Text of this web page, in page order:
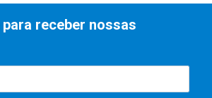
receber nossas